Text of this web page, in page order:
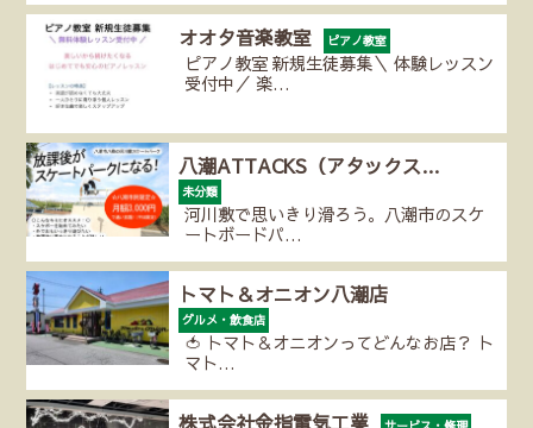
オオタ音楽教室 ピアノ教室
ピアノ教室 新規生徒募集＼ 体験レッスン
受付中／ 楽…
八潮ATTACKS（アタックス…
未分類
河川敷で思いきり滑ろう。八潮市のスケ
ートボードパ…
トマト＆オニオン八潮店
グルメ・飲食店
🍅 トマト＆オニオンってどんなお店？ ト
マト…
株式会社金指電気工業